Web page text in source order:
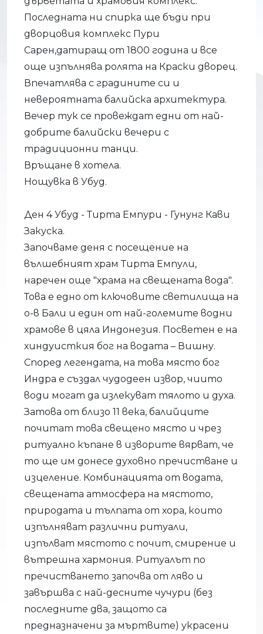
Последната ни спирка ще бъди при
дворцовия комплекс Пури
Сарен,датиращ от 1800 година и все
още изпълнява ролята на Краски дворец.
Впечатлява с градините си и
невероятната балийска архитектура.
Вечер тук се провеждат едни от най-
добрите балийски вечери с
традиционни танци.
Връщане в хотела.
Нощувка в Убуд.
Ден 4 Убуд - Тирта Емпури - Гунунг Кави
Закуска.
Започваме деня с посещение на
вълшебният храм Тирта Емпули,
наречен още "храма на свещената вода".
Това е едно от ключовите светилища на
о-в Бали и един от най-големите водни
храмове в цяла Индонезия. Посветен е на
хиндуисткия бог на водата – Вишну.
Според легендата, на това място бог
Индра е създал чудодеен извор, чиито
води могат да излекуват тялото и духа.
Затова от близо 11 века, балийците
почитат това свещено място и чрез
ритуално къпане в изворите вярват, че
то ще им донесе духовно пречистване и
изцеление. Комбинацията от водата,
свещената атмосфера на мястото,
природата и тълпата от хора, които
изпълняват различни ритуали,
изпълват мястото с почит, смирение и
вътрешна хармония. Ритуалът по
пречистването започва от ляво и
завършва с най-десните чучури (без
последните два, защото са
предназначени за мъртвите) украсени